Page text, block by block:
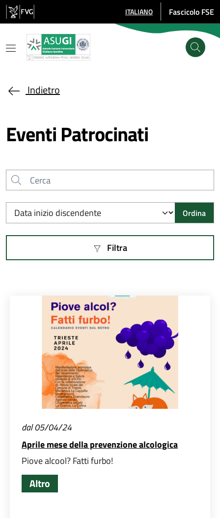
Salta al contenuto principale
SELEZIONE LINGUA: LINGUA
ITALIANO Fascicolo FSE
Indietro
Eventi Patrocinati
Cerca
Ordina per Ordina
Filtra
dal 05/04/24
Aprile mese della prevenzione alcologica
Piove alcool? Fatti furbo!
Altro